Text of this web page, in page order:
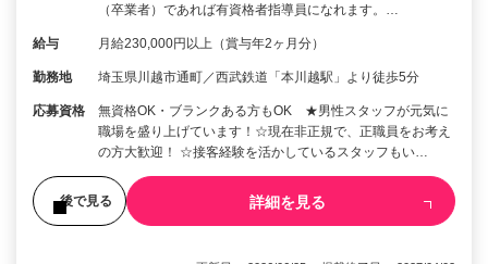
（卒業者）であれば有資格者指導員になれます。…
給与 月給230,000円以上（賞与年2ヶ月分）
勤務地 埼玉県川越市通町／西武鉄道「本川越駅」より徒歩5分
応募資格
無資格OK・ブランクある方もOK ★男性スタッフが元気に
職場を盛り上げています！☆現在非正規で、正職員をお考え
の方大歓迎！ ☆接客経験を活かしているスタッフもい…
後で見る 詳細を見る